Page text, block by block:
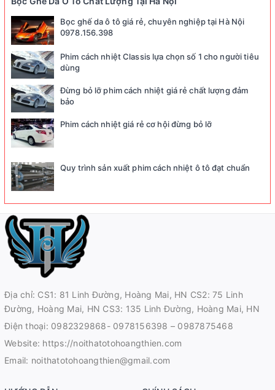
Bọc ghế da ô tô giá rẻ, chuyên nghiệp tại Hà Nội
0978.156.398
Phim cách nhiệt Classis lựa chọn số 1 cho người tiêu
dùng
Đừng bỏ lỡ phim cách nhiệt giá rẻ chất lượng đảm
bảo
Phim cách nhiệt giá rẻ cơ hội đừng bỏ lỡ
Quy trình sản xuất phim cách nhiệt ô tô đạt chuẩn
Địa chỉ: CS1: 81 Linh Đường, Hoàng Mai, HN CS2: 75 Linh
Đường, Hoàng Mai, HN CS3: 135 Linh Đường, Hoàng Mai, HN
Điện thoại: 0982329868- 0978156398 – 0987875468
Website: https://noithatotohoangthien.com
Email: noithatotohoangthien@gmail.com